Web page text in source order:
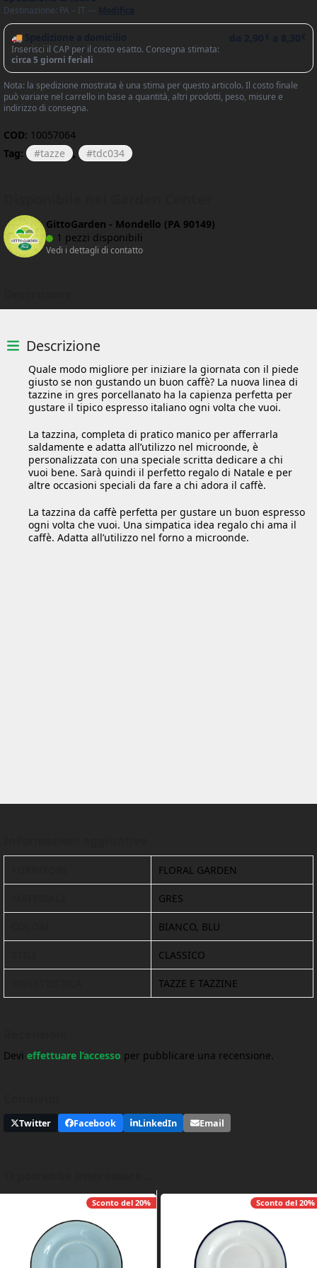
Destinazione: PA – IT —
🚚 Spedizione a domicilio
Inserisci il CAP per il costo esatto. Consegna stimata:
circa 5 giorni feriali
Nota: la spedizione mostrata è una stima per questo articolo. Il costo finale
può variare nel carrello in base a quantità, altri prodotti, peso, misure e
indirizzo di consegna.
COD: 10057064
Tag:
tazze , tdc034
GittoGarden - Mondello (PA 90149)
1 pezzi disponibili
Vedi i dettagli di contatto
Descrizione
Quale modo migliore per iniziare la giornata con il piede
giusto se non gustando un buon caffè? La nuova linea di
tazzine in gres porcellanato ha la capienza perfetta per
gustare il tipico espresso italiano ogni volta che vuoi.
La tazzina, completa di pratico manico per afferrarla
saldamente e adatta all’utilizzo nel microonde, è
personalizzata con una speciale scritta dedicare a chi
vuoi bene. Sarà quindi il perfetto regalo di Natale e per
altre occasioni speciali da fare a chi adora il caffè.
La tazzina da caffè perfetta per gustare un buon espresso
ogni volta che vuoi. Una simpatica idea regalo chi ama il
caffè. Adatta all’utilizzo nel forno a microonde.
FLORAL GARDEN
GRES
BIANCO, BLU
CLASSICO
TAZZE E TAZZINE
Devi effettuare l’accesso per pubblicare una recensione.
Twitter Facebook LinkedIn Email
Sconto del 20% Sconto del 20%